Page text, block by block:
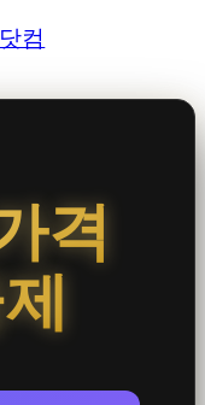
컴
격